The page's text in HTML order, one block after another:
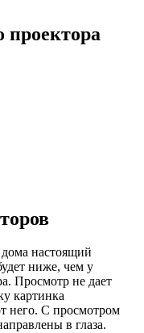
проектора
настоящий
ниже, чем у
Просмотр не дает
картинка
него. С просмотром
в глаза.